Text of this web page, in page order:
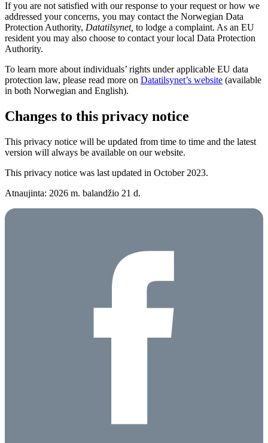
If you are not satisfied with our response to your request or how we
addressed your concerns, you may contact the Norwegian Data
Protection Authority, Datatilsynet, to lodge a complaint. As an EU
resident you may also choose to contact your local Data Protection
Authority.
To learn more about individuals’ rights under applicable EU data
protection law, please read more on Datatilsynet’s website (available
in both Norwegian and English).
Changes to this privacy notice
This privacy notice will be updated from time to time and the latest
version will always be available on our website.
This privacy notice was last updated in October 2023.
Atnaujinta: 2026 m. balandžio 21 d.